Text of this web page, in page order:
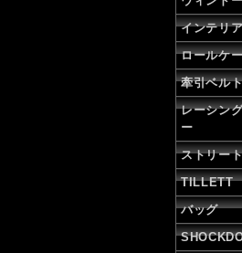
インテリ
ロールケ
牽引ベル
レーシン
ー
ストリー
TILLETT
バッグ